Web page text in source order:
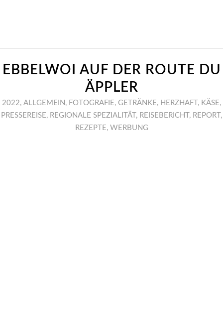
EBBELWOI AUF DER ROUTE DU
ÄPPLER
2022, ALLGEMEIN , FOTOGRAFIE, GETRÄNKE, HERZHAFT , KÄSE,
PRESSEREISE, REGIONALE SPEZIALITÄT , REISEBERICHT , REPORT ,
REZEPTE, WERBUNG